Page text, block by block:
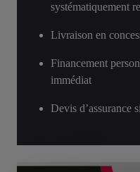
systématiquement
Livraison en
Financement
immédiat
Devis d’assurance